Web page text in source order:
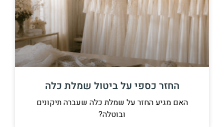
החזר כספי על ביטול שמלת כלה
האם מגיע החזר על שמלת כלה שעברה תיקונים
ובוטלה?